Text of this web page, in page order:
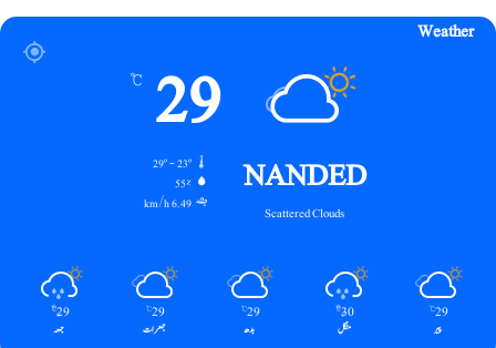
Weather
NANDED
Scattered Clouds
29
℃
29º - 23º
55%
6.49 km/h
29
℃
پیر
30
℃
منگل
29
℃
بدھ
29
℃
جمعرات
29
℃
جمعہ